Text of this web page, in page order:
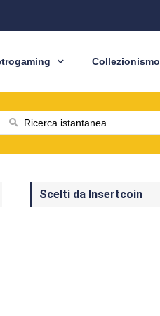
Collezionismo
Scelti da Insertcoin